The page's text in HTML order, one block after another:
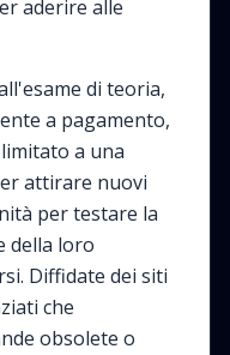
aderire alle
di teoria,
a pagamento,
a una
attirare nuovi
per testare la
della loro
Diffidate dei siti
che
obsolete o